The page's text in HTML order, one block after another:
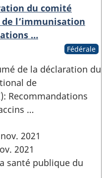
du comité
l’immunisation
…
Fédérale
de la déclaration du
de
Recommandations
…
2021
2021
santé publique du